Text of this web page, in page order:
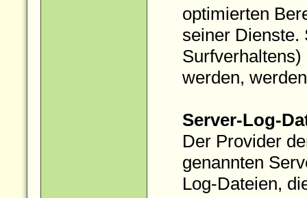
optimierten
seiner Dienste.
werden,
Server-Log-
Der Provider
genannten
Log-Dateien,